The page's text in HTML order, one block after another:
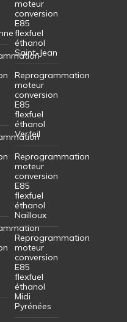
moteur
conversion
E85
flexfuel
éthanol
Saint-Jean
Reprogrammation
moteur
conversion
E85
flexfuel
éthanol
Verfeil
Reprogrammation
moteur
conversion
E85
flexfuel
éthanol
Nailloux
Reprogrammation
moteur
conversion
E85
flexfuel
éthanol
Midi
Pyrénées